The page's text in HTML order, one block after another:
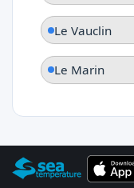
Le Vauclin
Le Marin